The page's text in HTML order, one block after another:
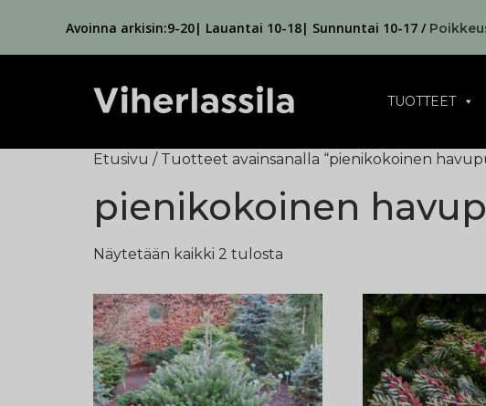
Avoinna arkisin:9-20| Lauantai 10-18| Sunnuntai 10-17 /
TUOTTEET
Etusivu / Tuotteet avainsanalla “pienikokoinen
pienikokoinen
Näytetään kaikki 2 tulosta